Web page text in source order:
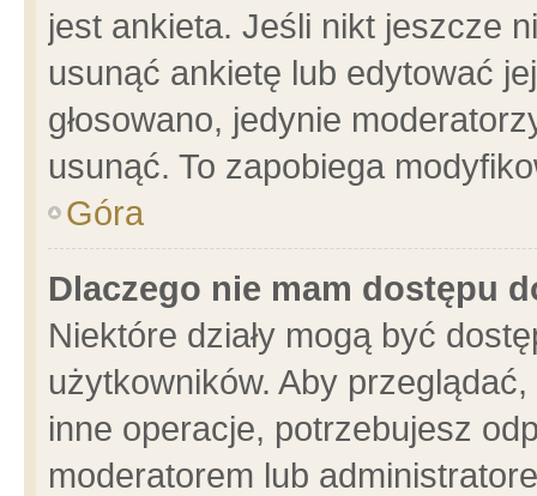
jest ankieta. Jeśli nikt jeszcze
usunąć ankietę lub edytować
głosowano, jedynie
usunąć. To zapobiega
Góra
Dlaczego nie mam dostępu
Niektóre działy mogą być
użytkowników. Aby
inne operacje, potrzebujesz
moderatorem lub